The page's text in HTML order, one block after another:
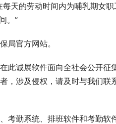
天的劳动时间内为哺乳期女
。”
局官方网站。
此诚展软件面向全社会公开征
涉及侵权，请及时与我们联
勤系统、排班软件和考勤软